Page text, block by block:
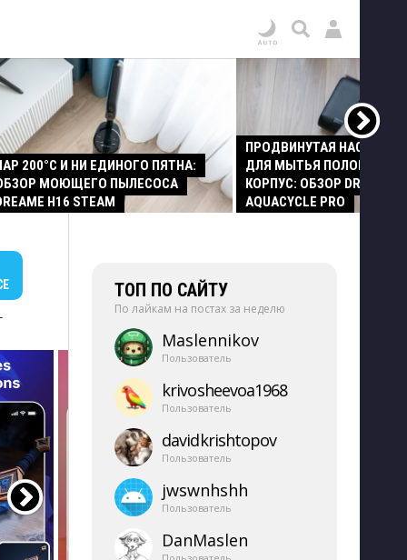
200°C И НИ ЕДИНОГО ПЯТНА:
МОЮЩЕГО ПЫЛЕСОСА
H16 STEAM
ПРОДВИНУТАЯ НАСАДКА
ДЛЯ МЫТЬЯ ПОЛОВ И
КОРПУС: ОБЗОР DREAME
AQUACYCLE PRO
ТОП ПО САЙТУ
По лайкам на постах за неделю
Maslennikov
Пользователь
krivosheevoa1968
Пользователь
davidkrishtopov
Пользователь
jwswnhshh
Пользователь
DanMaslen